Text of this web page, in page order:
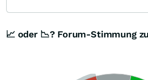
📈 oder 📉? Forum-Stimmung